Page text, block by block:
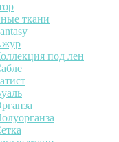
ткани
под лен